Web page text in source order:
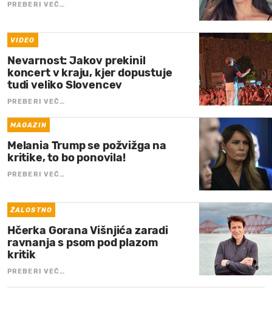
PREBERI VEČ…
VIDEO
Nevarnost: Jakov prekinil
koncert v kraju, kjer dopustuje
tudi veliko Slovencev
PREBERI VEČ…
MAGAZIN
Melania Trump se požvižga na
kritike, to bo ponovila!
PREBERI VEČ…
ŽALOSTNO
Hčerka Gorana Višnjića zaradi
ravnanja s psom pod plazom
kritik
PREBERI VEČ…